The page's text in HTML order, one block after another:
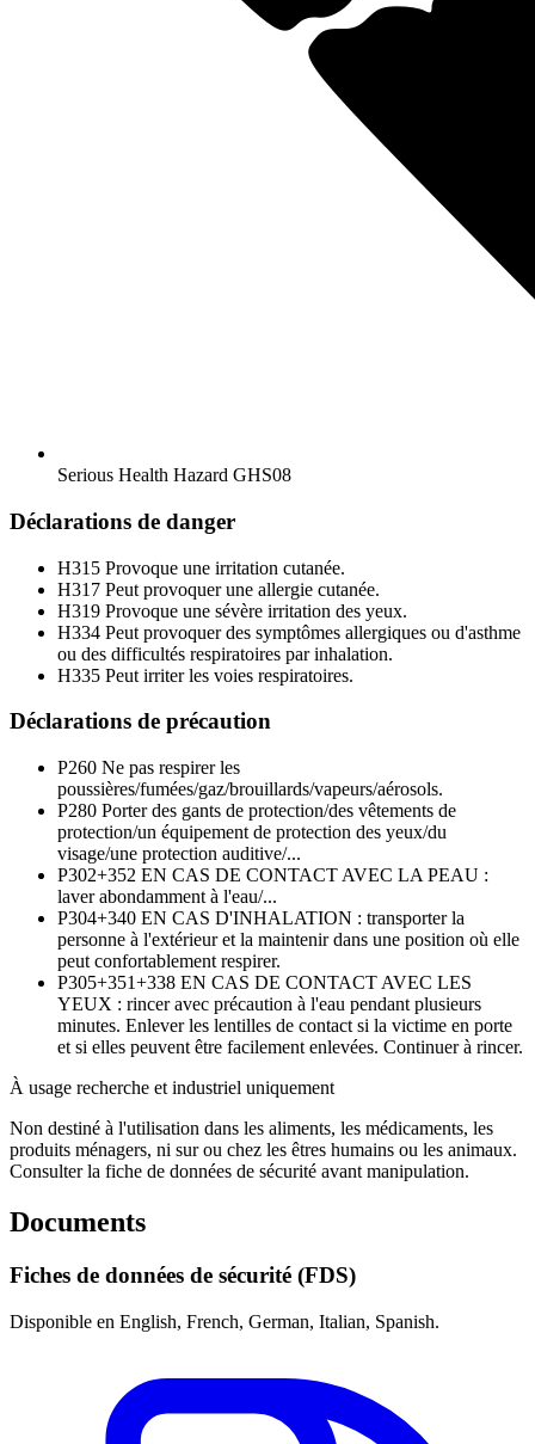
Serious Health Hazard GHS08
Déclarations de danger
H315 Provoque une irritation cutanée.
H317 Peut provoquer une allergie cutanée.
H319 Provoque une sévère irritation des yeux.
H334 Peut provoquer des symptômes allergiques ou d'asthme
ou des difficultés respiratoires par inhalation.
H335 Peut irriter les voies respiratoires.
Déclarations de précaution
P260 Ne pas respirer les
poussières/fumées/gaz/brouillards/vapeurs/aérosols.
P280 Porter des gants de protection/des vêtements de
protection/un équipement de protection des yeux/du
visage/une protection auditive/...
P302+352 EN CAS DE CONTACT AVEC LA PEAU :
laver abondamment à l'eau/...
P304+340 EN CAS D'INHALATION : transporter la
personne à l'extérieur et la maintenir dans une position où elle
peut confortablement respirer.
P305+351+338 EN CAS DE CONTACT AVEC LES
YEUX : rincer avec précaution à l'eau pendant plusieurs
minutes. Enlever les lentilles de contact si la victime en porte
et si elles peuvent être facilement enlevées. Continuer à rincer.
À usage recherche et industriel uniquement
Non destiné à l'utilisation dans les aliments, les médicaments, les
produits ménagers, ni sur ou chez les êtres humains ou les animaux.
Consulter la fiche de données de sécurité avant manipulation.
Documents
Fiches de données de sécurité (FDS)
Disponible en English, French, German, Italian, Spanish.